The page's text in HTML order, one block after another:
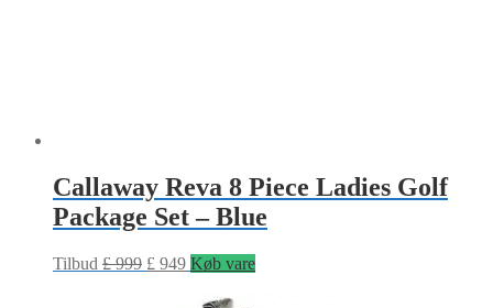
Callaway Reva 8 Piece Ladies Golf
Package Set – Blue
Tilbud £999 £ 949 Køb vare